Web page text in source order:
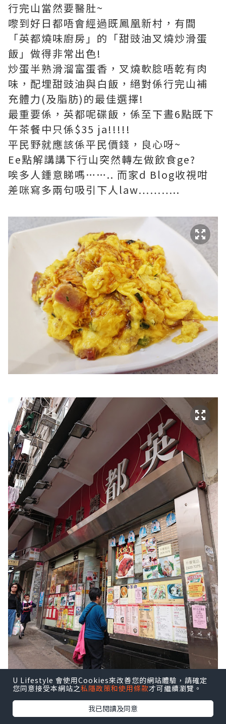
行完山當然要醫肚~
嚟到好日都唔會經過既鳳凰新村，有間
「英都燒味廚房」的「甜豉油叉燒炒滑蛋
飯」做得非常出色!
炒蛋半熟滑溜富蛋香，叉燒軟腍唔乾有肉
味，配埋甜豉油與白飯，絕對係行完山補
充體力(及脂肪)的最佳選擇!
最重要係，英都呢碟飯，係至下晝6點既下
午茶餐中只係$35 ja!!!!!
平民野就應該係平民價錢，良心呀~
Ee點解講講下行山突然轉左做飲食ge?
唉多人鍾意睇嗎…….. 而家d Blog收視咁
差咪寫多兩句吸引下人law………..
U Lifestyle 會使用Cookies來改善您的網站體驗，請確定
您同意接受本網站之私隱政策和使用條款才可繼續瀏覽。
我已閱讀及同意